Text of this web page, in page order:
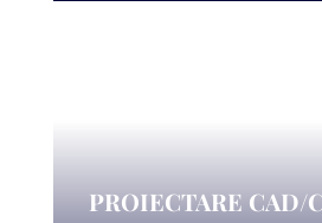
PROIECTARE CAD/